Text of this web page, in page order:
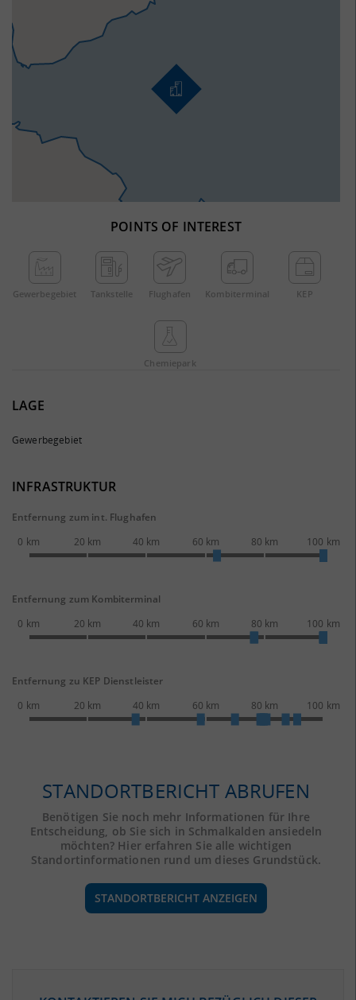
POINTS OF INTEREST
Gewerbe­gebiet Tankstelle Flughafen Kombi­terminal KEP
Chemie­park
LAGE
Gewerbegebiet
INFRASTRUKTUR
Entfernung zum int. Flughafen
0 km
20 km 40 km 60 km 80 km 100 km
Entfernung zum Kombiterminal
0 km
20 km 40 km 60 km 80 km 100 km
Entfernung zu KEP Dienstleister
0 km
20 km 40 km 60 km 80 km 100 km
STANDORTBERICHT ABRUFEN
Benötigen Sie noch mehr Informationen für Ihre
Entscheidung, ob Sie sich in Schmalkalden ansiedeln
möchten? Hier erfahren Sie alle wichtigen
Standortinformationen rund um dieses Grundstück.
STANDORTBERICHT ANZEIGEN